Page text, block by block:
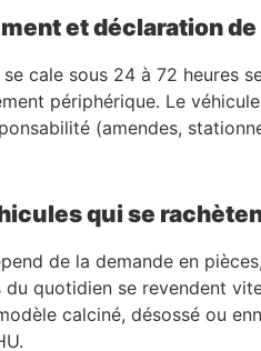
et déclaration
cale sous 24 à 72 heures
périphérique. Le
(amendes,
qui se
de la demande en
du quotidien se revendent
calciné, désossé ou